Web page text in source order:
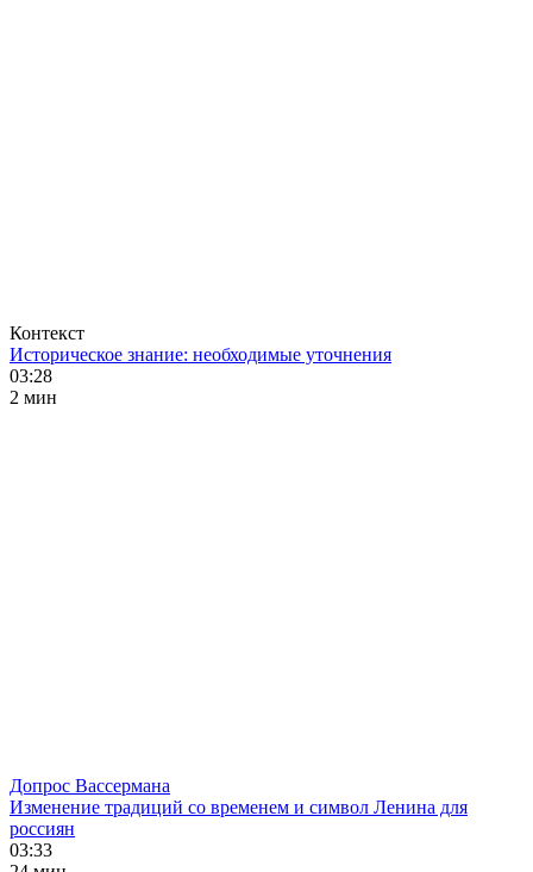
Контекст
Историческое знание: необходимые уточнения
03:28
2 мин
Допрос Вассермана
Изменение традиций со временем и символ Ленина для
россиян
03:33